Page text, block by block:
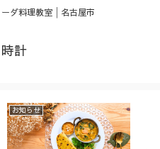
ダ料理教室│名古屋市
計
お知らせ